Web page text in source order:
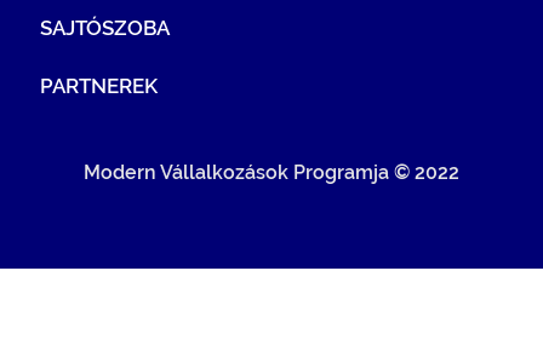
SAJTÓSZOBA
PARTNEREK
Modern Vállalkozások Programja © 2022